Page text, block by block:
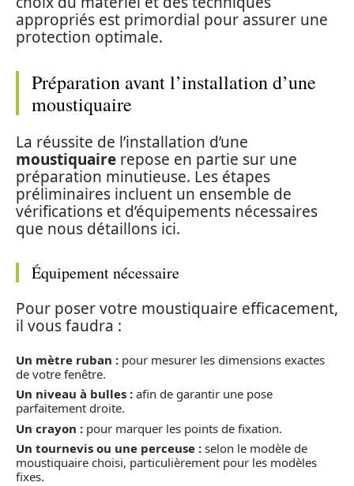
appropriés est primordial pour assurer une
protection optimale.
Préparation avant l’installation d’une
moustiquaire
La réussite de l’installation d’une
moustiquaire repose en partie sur une
préparation minutieuse. Les étapes
préliminaires incluent un ensemble de
vérifications et d’équipements nécessaires
que nous détaillons ici.
Équipement nécessaire
Pour poser votre moustiquaire efficacement,
il vous faudra :
Un mètre ruban : pour mesurer les dimensions exactes
de votre fenêtre.
Un niveau à bulles : afin de garantir une pose
parfaitement droite.
Un crayon : pour marquer les points de fixation.
Un tournevis ou une perceuse : selon le modèle de
moustiquaire choisi, particulièrement pour les modèles
fixes.